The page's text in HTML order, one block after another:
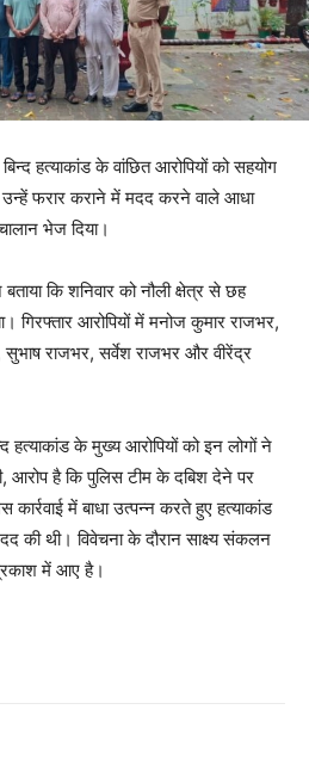
हत्याकांड के वांछित आरोपियों को सहयोग
उन्हें फरार कराने में मदद करने वाले आधा
भेज दिया।
कि शनिवार को नौली क्षेत्र से छह
गिरफ्तार आरोपियों में मनोज कुमार राजभर,
राजभर, सर्वेश राजभर और वीरेंद्र
हत्याकांड के मुख्य आरोपियों को इन लोगों ने
आरोप है कि पुलिस टीम के दबिश देने पर
में बाधा उत्पन्न करते हुए हत्याकांड
की थी। विवेचना के दौरान साक्ष्य संकलन
में आए है।